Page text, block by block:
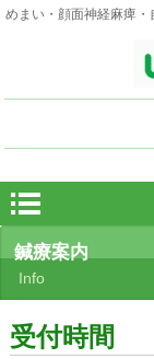
めまい・顔面神経麻痺
鍼療案内
Info
受付時間